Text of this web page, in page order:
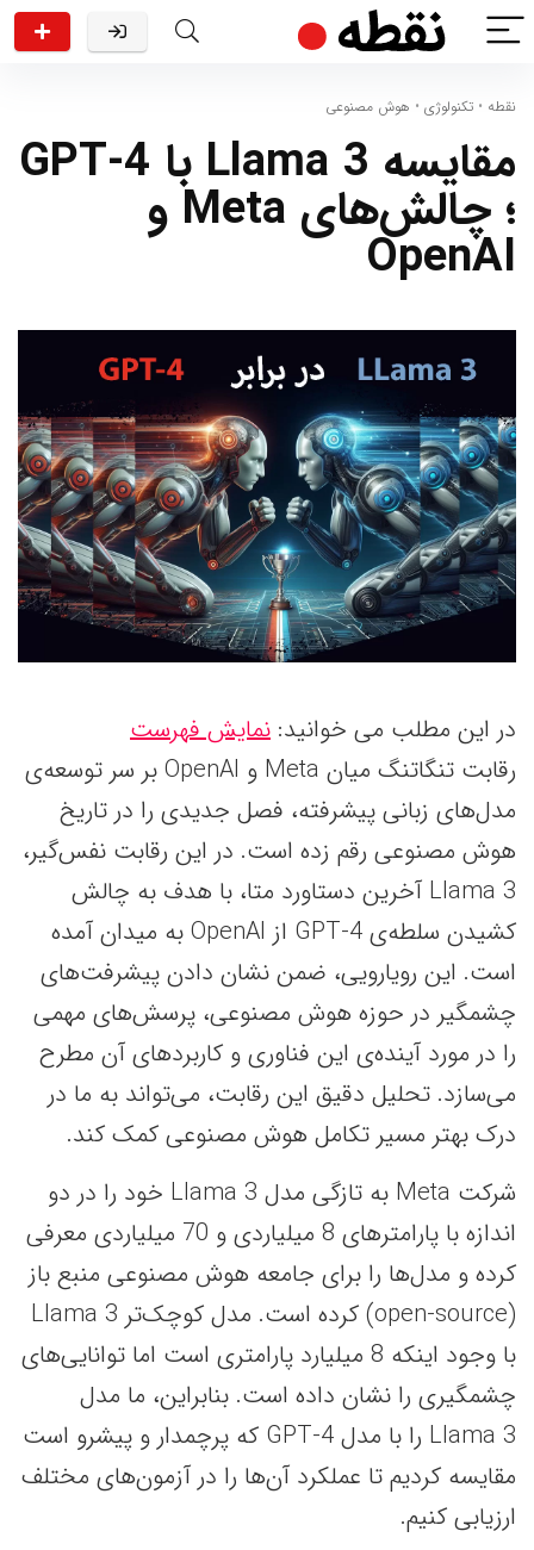
نقطه • تکنولوژی • هوش مصنوعی
مقایسه Llama 3 با GPT-4
؛ چالش‌های Meta و
OpenAI
در این مطلب می خوانید: نمایش فهرست
رقابت تنگاتنگ میان Meta و OpenAI بر سر توسعه‌ی
مدل‌های زبانی پیشرفته، فصل جدیدی را در تاریخ
هوش مصنوعی رقم زده است. در این رقابت نفس‌گیر،
Llama 3 آخرین دستاورد متا، با هدف به چالش
کشیدن سلطه‌ی GPT-4 از OpenAI به میدان آمده
است. این رویارویی، ضمن نشان دادن پیشرفت‌های
چشمگیر در حوزه هوش مصنوعی، پرسش‌های مهمی
را در مورد آینده‌ی این فناوری و کاربردهای آن مطرح
می‌سازد. تحلیل دقیق این رقابت، می‌تواند به ما در
درک بهتر مسیر تکامل هوش مصنوعی کمک کند.
شرکت Meta به تازگی مدل Llama 3 خود را در دو
اندازه با پارامترهای 8 میلیاردی و 70 میلیاردی معرفی
کرده و مدل‌ها را برای جامعه هوش مصنوعی منبع‌ باز
(open-source) کرده است. مدل کوچک‌تر Llama 3
با وجود اینکه 8 میلیارد پارامتری است اما توانایی‌های
چشمگیری را نشان داده است. بنابراین، ما مدل
Llama 3 را با مدل GPT-4 که پرچمدار و پیشرو است
مقایسه کردیم تا عملکرد آن‌ها را در آزمون‌های مختلف
ارزیابی کنیم.